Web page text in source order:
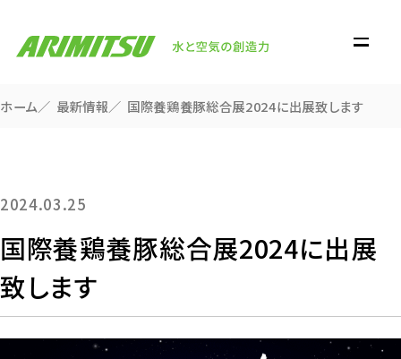
ホーム 最新情報 国際養鶏養豚総合展2024に出展致します
2024.03.25
国際養鶏養豚総合展2024に出展
致します